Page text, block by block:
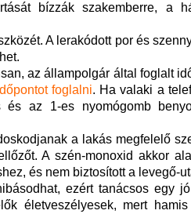
bízzák szakemberre, a
A lerakódott por és
az állampolgár által foglalt
foglalni. Ha valaki a
az 1-es nyomógomb
a lakás megfelelő
A szén-monoxid akkor
és nem biztosított a levegő-
ezért tanácsos egy
életveszélyesek, mert hamis